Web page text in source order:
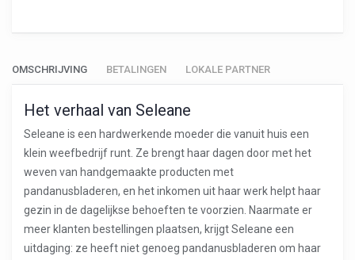
OMSCHRIJVING BETALINGEN LOKALE PARTNER
Het verhaal van Seleane
Seleane is een hardwerkende moeder die vanuit huis een
klein weefbedrijf runt. Ze brengt haar dagen door met het
weven van handgemaakte producten met
pandanusbladeren, en het inkomen uit haar werk helpt haar
gezin in de dagelijkse behoeften te voorzien. Naarmate er
meer klanten bestellingen plaatsen, krijgt Seleane een
uitdaging: ze heeft niet genoeg pandanusbladeren om haar